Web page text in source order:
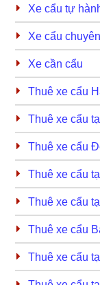
Xe cẩu tự
Xe cẩu
Xe cần cẩu
Thuê xe cẩu
Thuê xe cẩu
Thuê xe cẩu
Thuê xe cẩu
Thuê xe cẩu
Thuê xe cẩu
Thuê xe cẩu